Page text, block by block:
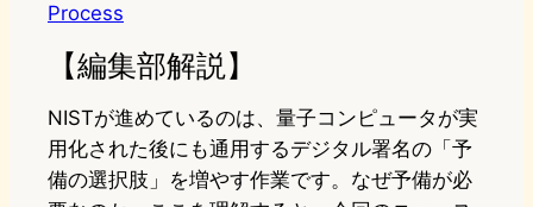
Process
【編集部解説】
NISTが進めているのは、量子コンピュータが実
用化された後にも通用するデジタル署名の「予
備の選択肢」を増やす作業です。なぜ予備が必